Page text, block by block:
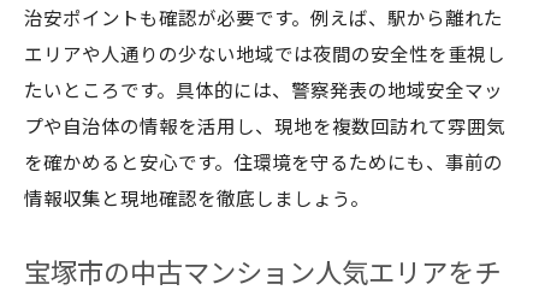
宝塚市で中古戸建てを選ぶ際の住みやすさ
評価
中古マンションと比較する宝塚市の戸建て
事情
住みにくい地域と中古戸建てのリスク管理
治安ポイントも確認が必要です。例えば、駅から離れた
エリアや人通りの少ない地域では夜間の安全性を重視し
たいところです。具体的には、警察発表の地域安全マッ
プや自治体の情報を活用し、現地を複数回訪れて雰囲気
を確かめると安心です。住環境を守るためにも、事前の
情報収集と現地確認を徹底しましょう。
宝塚市の中古マンション人気エリアをチ